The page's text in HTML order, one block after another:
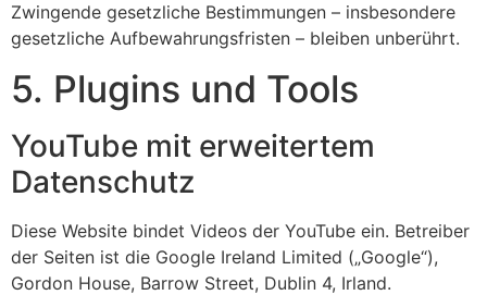
Zwingende gesetzliche Bestimmungen – insbesondere
gesetzliche Aufbewahrungsfristen – bleiben unberührt.
5. Plugins und Tools
YouTube mit erweitertem
Datenschutz
Diese Website bindet Videos der YouTube ein. Betreiber
der Seiten ist die Google Ireland Limited („Google“),
Gordon House, Barrow Street, Dublin 4, Irland.